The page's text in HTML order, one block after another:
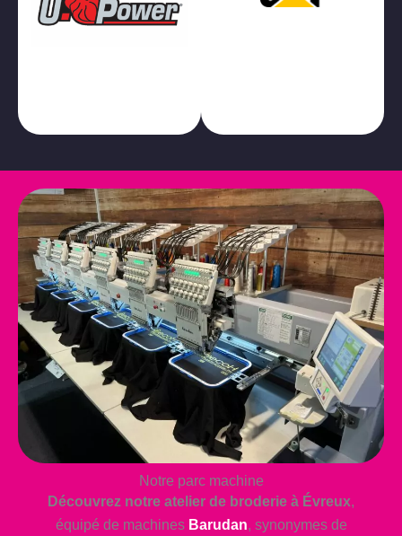
Notre parc machine
Découvrez notre atelier de broderie à Évreux,
équipé de machines Barudan, synonymes de